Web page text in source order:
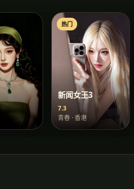
热门
新闻女王3
7.3
青春 ·香港